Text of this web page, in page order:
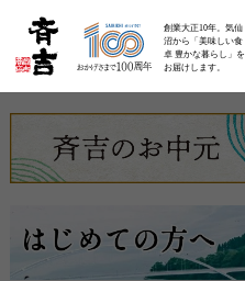
創業大正10年。気仙
沼から「美味しい食
卓 豊かな暮らし」を
お届けします。